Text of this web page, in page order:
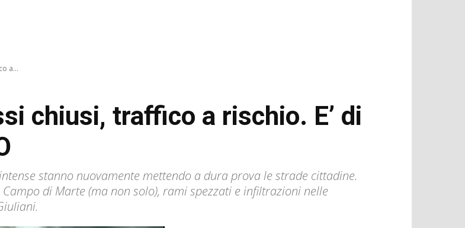
a...
chiusi, traffico a rischio. E’ di
stanno nuovamente mettendo a dura prova le strade cittadine.
di Marte (ma non solo), rami spezzati e infiltrazioni nelle